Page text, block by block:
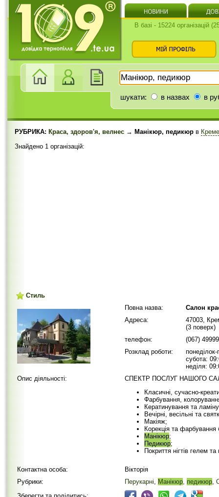
В базі - 15224 організацій
шукати: в назвах в
РУБРИКА: Краса, здоров'я, велнес → Манікюр, педикюр в
Знайдено 1 організацій:
Стиль
Повна назва:
Cалон
Адреса:
47003,
(3 поверх)
телефон:
(067)
Розклад роботи:
субота:
неділя:
Опис діяльності:
СПЕКТР ПОСЛУГ НАШОГО
Класичні, сучасно-
Фарбування,
Кератинування та
Вечірні, весільні та
Макіяж;
Корекція та фарбування
Манікюр;
Педикюр;
Покриття нігтів гелем
Контактна особа:
Вікторія
Рубрики:
Перукарні, Манікюр, педикюр,